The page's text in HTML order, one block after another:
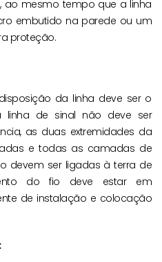
ao mesmo tempo que a linha
embutido na parede ou um
proteção.
da linha deve ser o
linha de sinal não deve ser
as duas extremidades da
e todas as camadas de
devem ser ligadas à terra de
do fio deve estar em
de instalação e colocação